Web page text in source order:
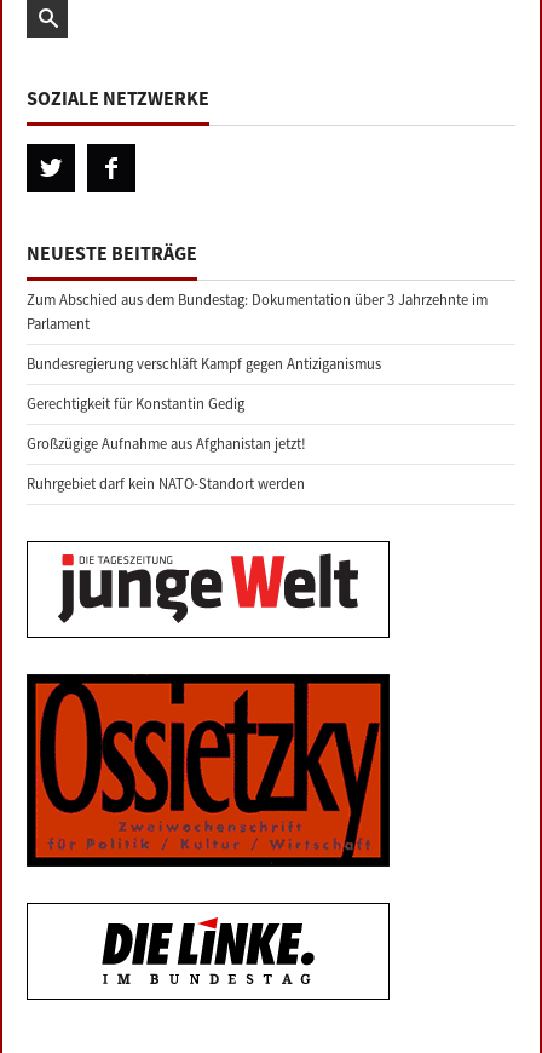
SOZIALE NETZWERKE
NEUESTE BEITRÄGE
Zum Abschied aus dem Bundestag: Dokumentation über 3 Jahrzehnte im
Parlament
Bundesregierung verschläft Kampf gegen Antiziganismus
Gerechtigkeit für Konstantin Gedig
Großzügige Aufnahme aus Afghanistan jetzt!
Ruhrgebiet darf kein NATO-Standort werden